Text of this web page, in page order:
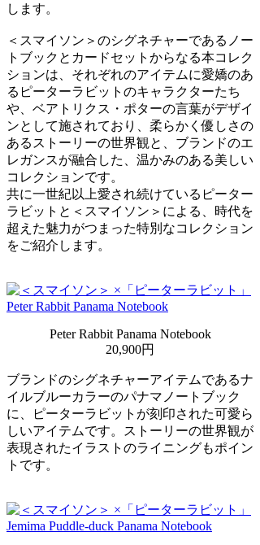
します。
＜スマイソン＞のシグネチャーであるノー
トブックとカードセットからなる本コレク
ションは、それぞれのアイテムに愛嬌のあ
るピーターラビットのキャラクターたち
や、ベアトリクス・ポターの言葉がデザイ
ンとして施されており、柔らかく優しさの
あるストーリーの世界観と、ブランドのエ
レガンスが融合した、温かみのある美しい
コレクションです。
共に一世紀以上愛され続けているピーター
ラビットと＜スマイソン＞による、時代を
超えた魅力がつまった特別なコレクション
をご紹介します。
Peter Rabbit Panama Notebook
20,900円
ブランドのシグネチャーアイテムであるナ
イルブルーカラーのパナマノートブック
に、ピーターラビットが刻印された可愛ら
しいアイテムです。ストーリーの世界観が
表現されたイラストのライニングもポイン
トです。